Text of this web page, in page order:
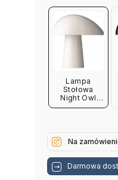
Lampa
Stołowa
Night Owl
Biała Fritz
Na
Darmowa